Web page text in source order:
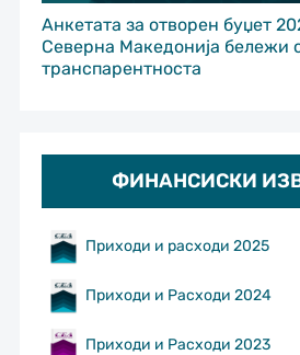
Анкетата за отворен буџет
Северна Македонија бележи
транспарентноста
ФИНАНСИСКИ
Приходи и расходи 2025
Приходи и Расходи 2024
Приходи и Расходи 2023